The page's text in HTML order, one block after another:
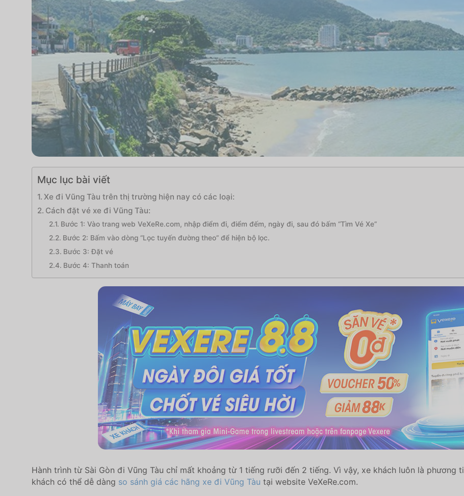
Mục lục bài viết
Xe đi Vũng Tàu trên thị trường hiện nay có các loại:
Cách đặt vé xe đi Vũng Tàu:
Bước 1: Vào trang web VeXeRe.com, nhập điểm đi, điểm đếm, ngày đi, sau đó bấm “Tìm Vé Xe”
Bước 2: Bấm vào dòng “Lọc tuyến đường theo” để hiện bộ lọc.
Bước 3: Đặt vé
Bước 4: Thanh toán
Hành trình từ Sài Gòn đi Vũng Tàu chỉ mất khoảng từ 1 tiếng rưỡi đến 2 tiếng. Vì vậy, xe khách luôn là phương
khách có thể dễ dàng so sánh giá các hãng xe đi Vũng Tàu tại website VeXeRe.com.